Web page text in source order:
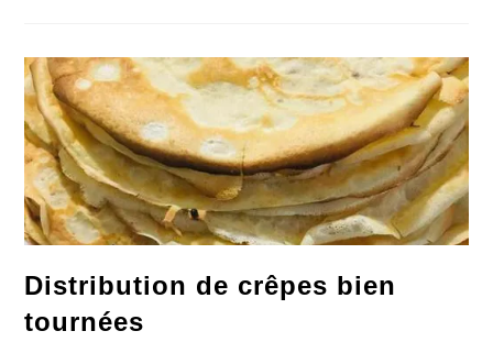
Or
Qui
Dégouline
Distribution de crêpes bien
tournées